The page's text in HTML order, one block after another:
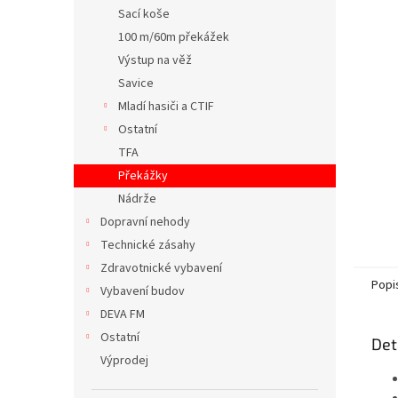
Sací koše
100 m/60m překážek
Výstup na věž
Savice
Mladí hasiči a CTIF
Ostatní
TFA
Překážky
Nádrže
Dopravní nehody
Technické zásahy
Zdravotnické vybavení
Vybavení budov
DEVA FM
Ostatní
Výprodej